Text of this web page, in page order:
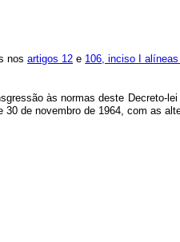
nosartigos 12 e 106, inciso I
às normas deste Decreto-
de novembro de 1964, com as